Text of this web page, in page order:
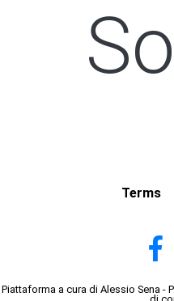
Terms
Piattaforma a cura di Alessio Sena -